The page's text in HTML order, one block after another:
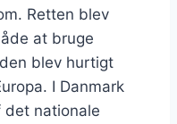
Retten blev
at bruge
blev hurtigt
I Danmark
det nationale